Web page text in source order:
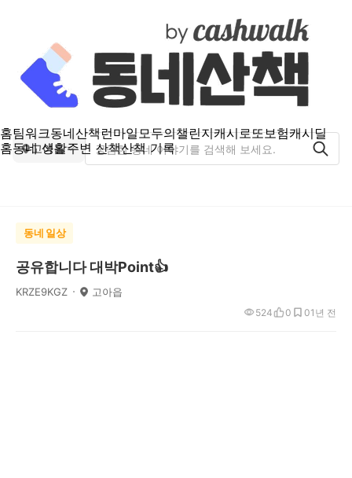
홈팀워크동네산책런마일모두의챌린지캐시로또보험캐시딜
홈동네 생활주변 산책산책 기록
고아읍
동네 일상
공유합니다 대박Point👍
KRZE9KGZ 고아읍
1년 전
524 0 0